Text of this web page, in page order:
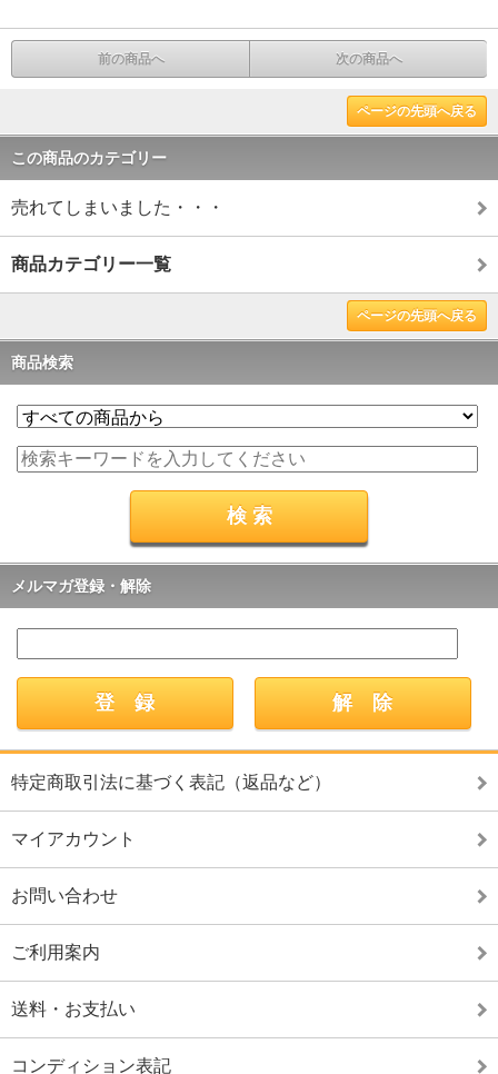
前の商品へ 次の商品へ
ページの先頭へ戻る
この商品のカテゴリー
売れてしまいました・・・
商品カテゴリー一覧
ページの先頭へ戻る
商品検索
メルマガ登録・解除
特定商取引法に基づく表記（返品など）
マイアカウント
お問い合わせ
ご利用案内
送料・お支払い
コンディション表記